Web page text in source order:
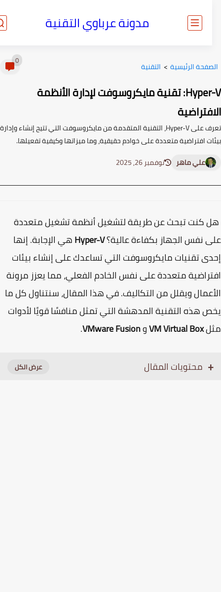
مدونة عرباوي التقنية
الرئيسية> التقنية
Hyper-V: تقنية مايكروسوفت لإدارة الأنظمة
تعرف على Hyper-V، التقنية المتقدمة من مايكروسوفت التي تتيح إنشاء وإدارة
افتراضية متعددة على خوادم حقيقية، وما ميزاتها وكيفية تفعيلها.
علي ماهر
نوفمبر 26, 2025
كنت تبحث عن طريقة لتشغيل أنظمة تشغيل متعددة
نفس الجهاز بكفاءة عالية؟Hyper-Vهي الإجابة. إنها
تقنيات مايكروسوفت التي تساعدك على إنشاء بيئات
متعددة على نفس الخادم الفعلي، مما يعزز مرونة
ويقلل من التكاليف. في هذا المقال، سنتناول كل ما
هذه التقنية المدهشة التي تمثل منافسًا قويًا لأدوات
VM Virtual BoxوVMware Fusion
.
محتويات المقال